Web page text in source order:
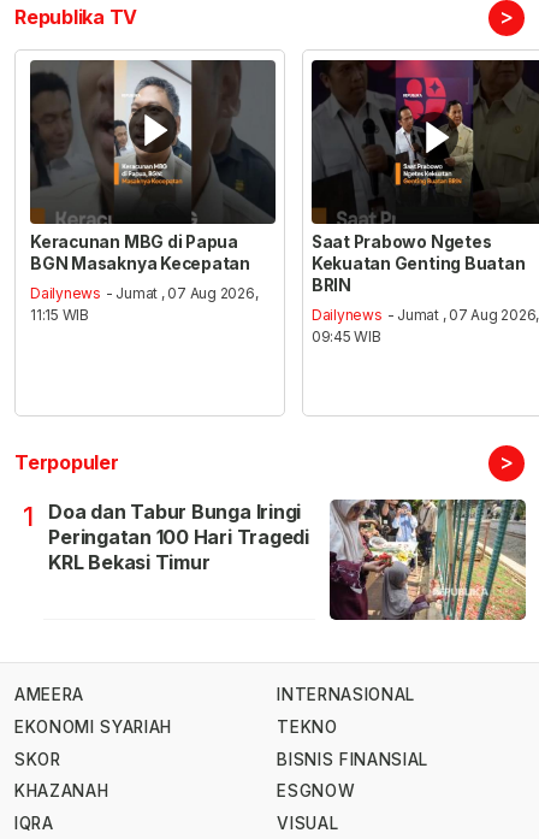
Republika TV >
Keracunan MBG di Papua
BGN Masaknya Kecepatan
Dailynews - Jumat , 07 Aug 2026,
11:15 WIB
Saat Prabowo Ngetes
Kekuatan Genting Buatan
BRIN
Dailynews - Jumat , 07 Aug 2026,
09:45 WIB
Terpopuler >
1
Doa dan Tabur Bunga Iringi
Peringatan 100 Hari Tragedi
KRL Bekasi Timur
AMEERA
EKONOMI SYARIAH
SKOR
KHAZANAH
IQRA
INTERNASIONAL
TEKNO
BISNIS FINANSIAL
ESGNOW
VISUAL